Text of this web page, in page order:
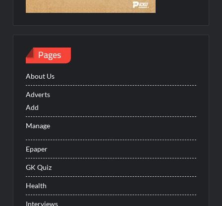
Pages
About Us
Adverts
Add
Manage
Epaper
GK Quiz
Health
Interviews